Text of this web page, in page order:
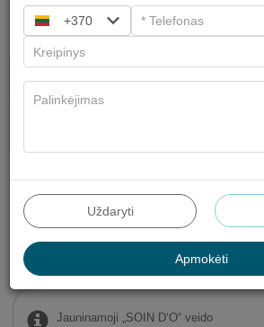
SPA PROCEDŪROS
Valomoji „AROMACLEAR“ veido
procedūra (su PHYT'S kosmetika)
60 min. 89.00 €
Jauninamoji „SOIN D‘O“ veido
+370
Uždaryti
Apmokėti